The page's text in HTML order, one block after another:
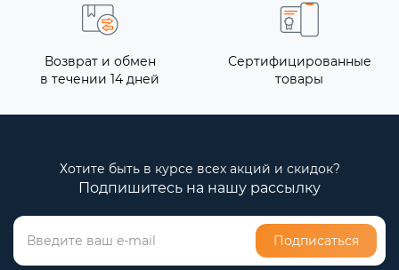
Возврат и обмен
в течении 14 дней
Сертифицированные
товары
Хотите быть в курсе всех акций и скидок?
Подпишитесь на нашу рассылку
Подписаться